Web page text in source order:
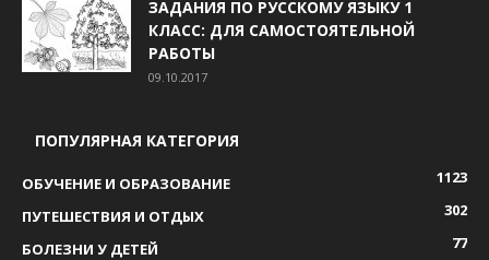
ЗАДАНИЯ ПО РУССКОМУ ЯЗЫКУ 1
КЛАСС: ДЛЯ САМОСТОЯТЕЛЬНОЙ
РАБОТЫ
09.10.2017
ПОПУЛЯРНАЯ КАТЕГОРИЯ
ОБУЧЕНИЕ И ОБРАЗОВАНИЕ
1123
ПУТЕШЕСТВИЯ И ОТДЫХ
302
БОЛЕЗНИ У ДЕТЕЙ
77